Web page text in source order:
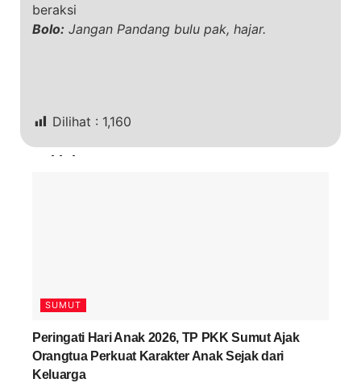
beraksi
Bolo: Jangan Pandang bulu pak, hajar.
Dilihat : 1,160
Terkini
SUMUT
Peringati Hari Anak 2026, TP PKK Sumut Ajak
Orangtua Perkuat Karakter Anak Sejak dari
Keluarga